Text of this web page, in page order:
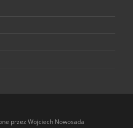
przez Wojciech Nowosada